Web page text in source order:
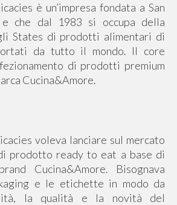
è un’impresa fondata a San
e che dal 1983 si occupa della
States di prodotti alimentari di
da tutto il mondo. Il core
di prodotti premium
Cucina&Amore.
voleva lanciare sul mercato
prodotto ready to eat a base di
Cucina&Amore. Bisognava
e le etichette in modo da
la qualità e la novità del